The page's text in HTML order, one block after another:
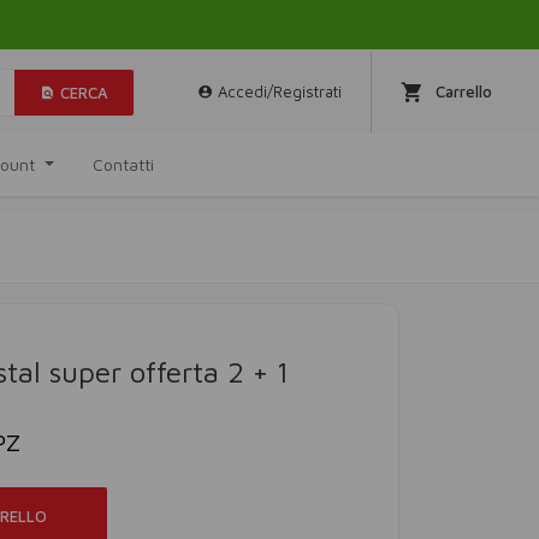
CERCA Accedi/Registrati Carrello
Contatti
super offerta 2 + 1